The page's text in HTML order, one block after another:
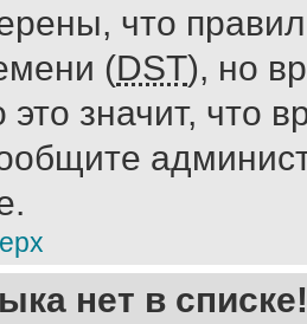
что
(DST), но
это значит, что
нет в списке!